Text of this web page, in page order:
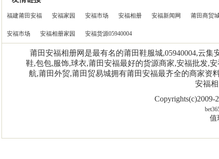
福建莆田安福 安福家园 安福市场 安福相册 安福新闻网 莆田商贸
安福市场 安福相册家园 安福货源05940004
莆田安福相册网是最有名的莆田鞋服城,05940004,云
鞋,包包,服饰,球衣,莆田安福最好的货源商家,安福批发,
航,莆田外贸,莆田贸易城拥有莆田安福最齐全的商家资
安福
Copyrights(c)2009-
值